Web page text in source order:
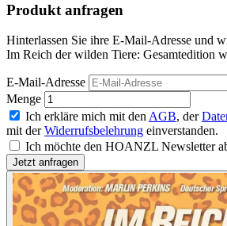
Produkt anfragen
Hinterlassen Sie ihre E-Mail-Adresse und
Im Reich der wilden Tiere: Gesamtedition
E-Mail-Adresse
Menge
Ich erkläre mich mit den AGB, der
mit derWiderrufsbelehrung einverstanden.
Ich möchte den HOANZL Newsletter